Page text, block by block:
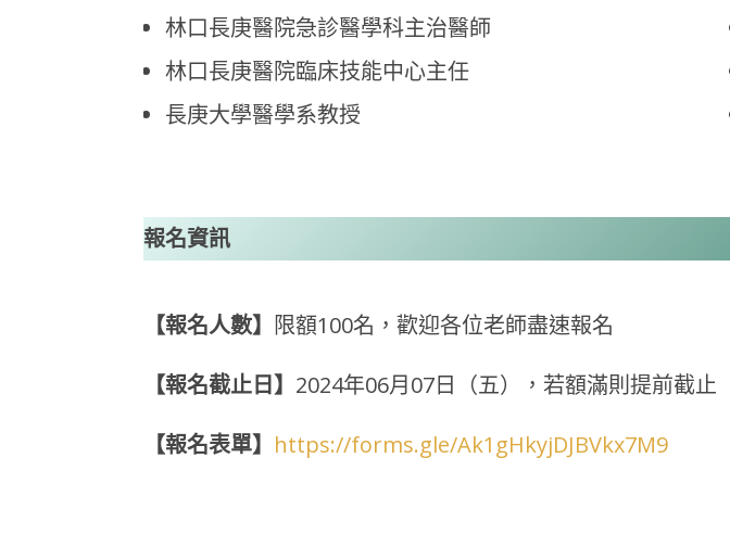
林口長庚醫院急診醫學科主治醫師
林口長庚醫院臨床技能中心主任
長庚大學醫學系教授
報名資訊
【報名人數】 限額100名，歡迎各位老師盡速報名
【報名截止日】 2024年06月07日（五），若額滿則提前截止
【報名表單】 https://forms.gle/Ak1gHkyjDJBVkx7M9